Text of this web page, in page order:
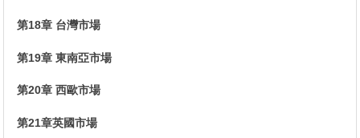
第18章 台灣市場
第19章 東南亞市場
第20章 西歐市場
第21章英國市場